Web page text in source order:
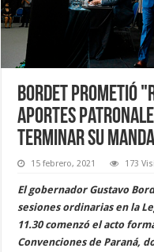
Bordet prometió
aportes
terminar su
15 febrero, 2021 173
El gobernador Gustavo
sesiones ordinarias en la
11.30 comenzó el acto
Convenciones de Paraná,